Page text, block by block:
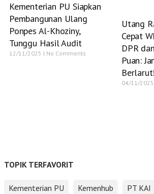
Kementerian PU Siapkan
Pembangunan Ulang
Ponpes Al-Khoziny,
Tunggu Hasil Audit
12/11/2025 No Comments
Utang
Cepat
DPR
Puan:
Berlarut!
04/11/2025
TOPIK TERFAVORIT
Kementerian PU Kemenhub PT KAI